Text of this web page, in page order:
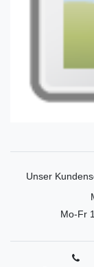
Unser
Mo-Fr